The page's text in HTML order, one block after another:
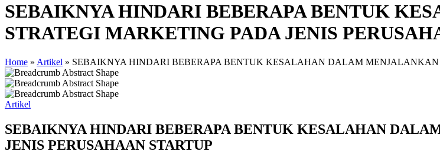
SEBAIKNYA HINDARI BEBERAPA BENTUK
STRATEGI MARKETING PADA JENIS
Home » Artikel » SEBAIKNYA HINDARI BEBERAPA BENTUK KESALAHAN DALAM MENJALANKAN
Artikel
SEBAIKNYA HINDARI BEBERAPA BENTUK KESALAHAN
JENIS PERUSAHAAN STARTUP